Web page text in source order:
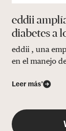
eddii
diabetes a
eddii , una
en el manejo
Leer más’